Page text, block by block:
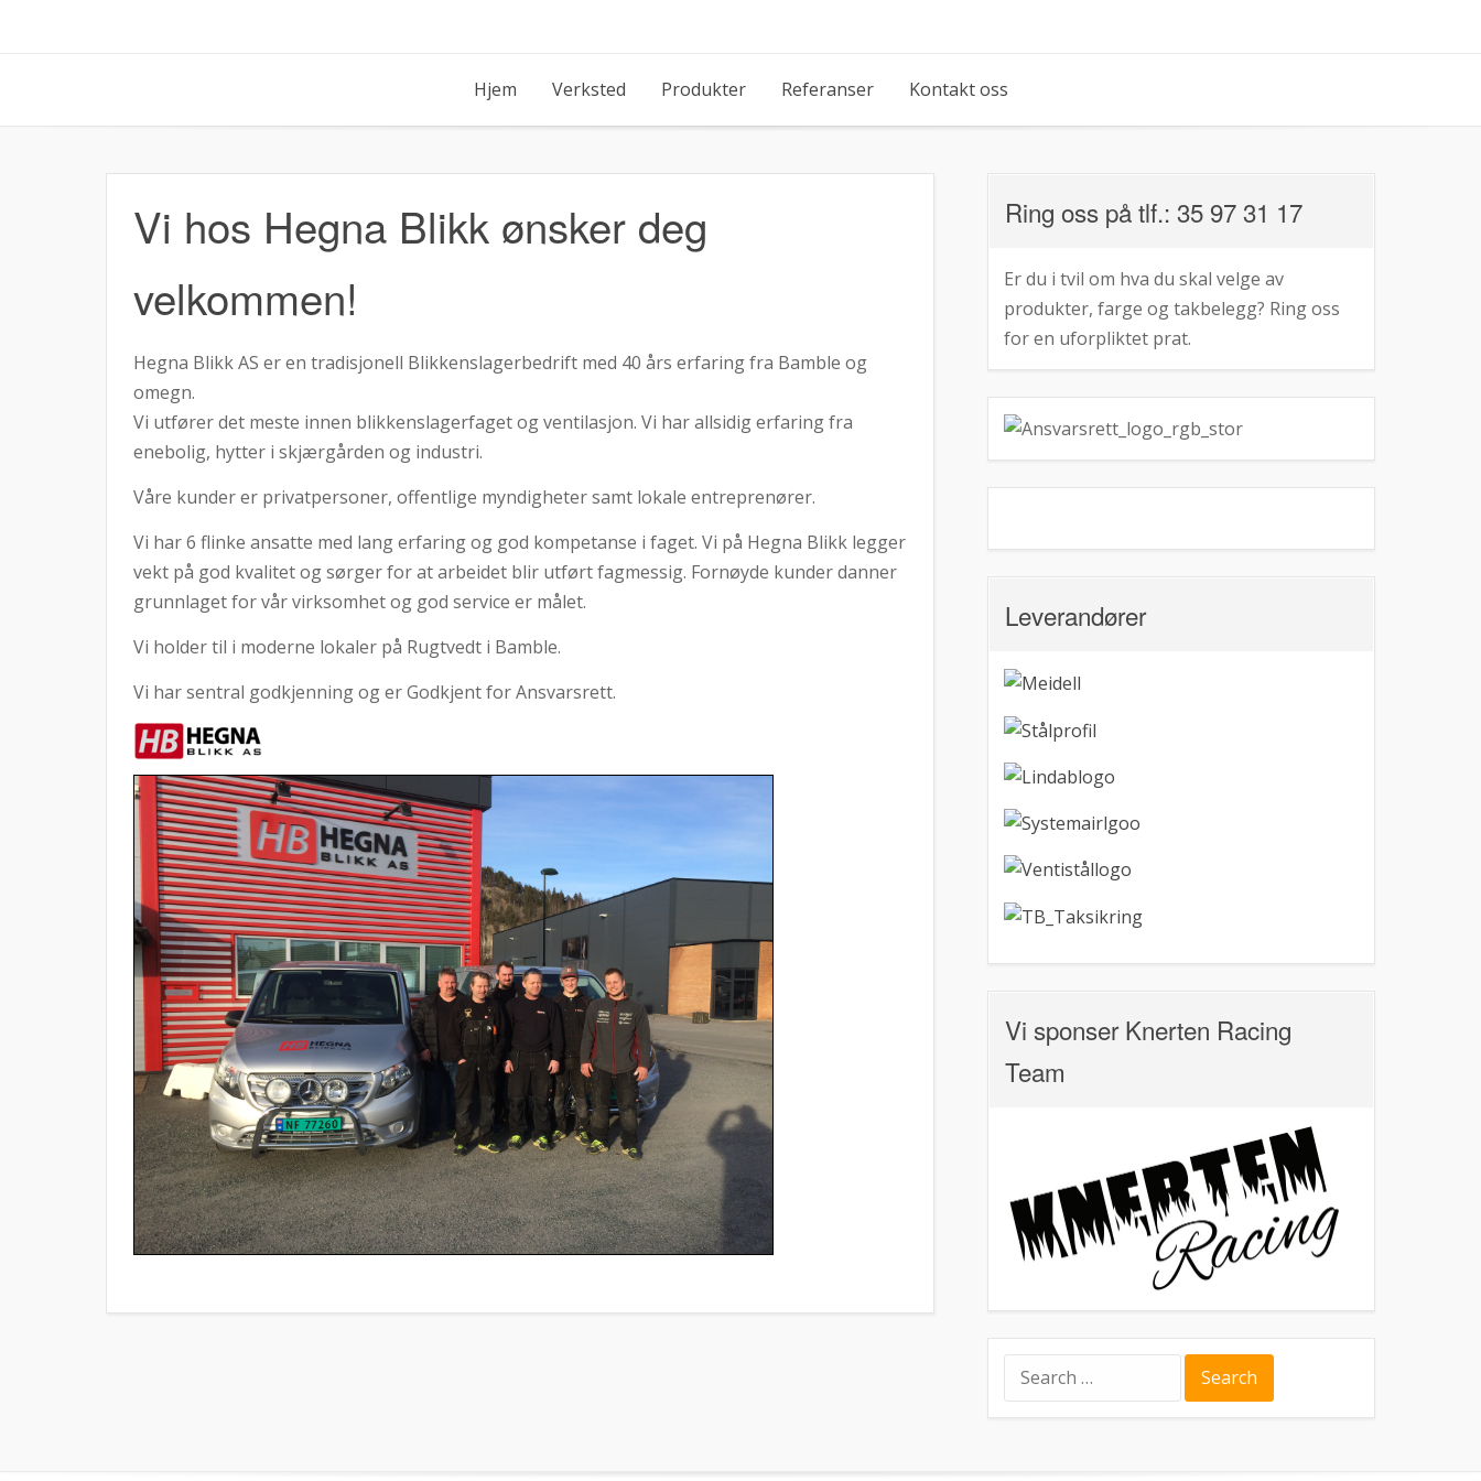
Hjem Verksted Produkter Referanser Kontakt oss
Vi hos Hegna Blikk ønsker deg
velkommen!
Hegna Blikk AS er en tradisjonell Blikkenslagerbedrift med 40 års erfaring fra Bamble og
omegn.
Vi utfører det meste innen blikkenslagerfaget og ventilasjon. Vi har allsidig erfaring fra
enebolig, hytter i skjærgården og industri.
Våre kunder er privatpersoner, offentlige myndigheter samt lokale entreprenører.
Vi har 6 flinke ansatte med lang erfaring og god kompetanse i faget. Vi på Hegna Blikk legger
vekt på god kvalitet og sørger for at arbeidet blir utført fagmessig. Fornøyde kunder danner
grunnlaget for vår virksomhet og god service er målet.
Vi holder til i moderne lokaler på Rugtvedt i Bamble.
Vi har sentral godkjenning og er Godkjent for Ansvarsrett.
Ring oss på tlf.: 35 97 31 17
Er du i tvil om hva du skal velge av
produkter, farge og takbelegg? Ring oss
for en uforpliktet prat.
Leverandører
Vi sponser Knerten Racing
Team
for: